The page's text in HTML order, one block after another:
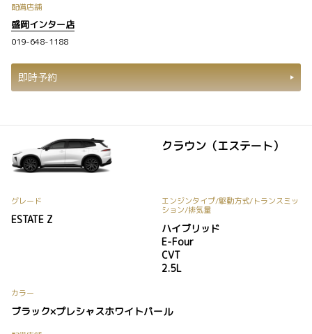
配備店舗
盛岡インター店
019-648-1188
即時予約
クラウン（エステート）
グレード
ESTATE Z
エンジンタイプ/駆動方式/トランスミッ
ション/排気量
ハイブリッド
E-Four
CVT
2.5L
カラー
ブラック×プレシャスホワイトパール